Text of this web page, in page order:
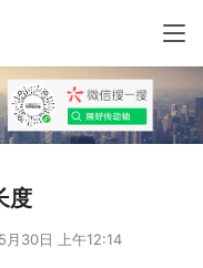
度
月30日 上午12:14